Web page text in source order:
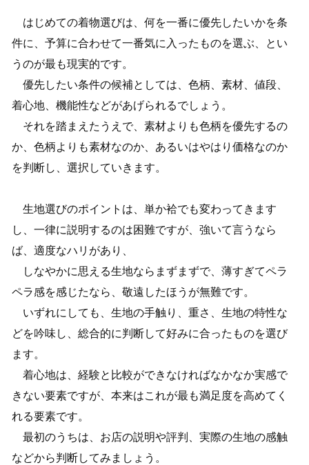
はじめての着物選びは、何を一番に優先したいかを条
件に、予算に合わせて一番気に入ったものを選ぶ、とい
うのが最も現実的です。
優先したい条件の候補としては、色柄、素材、値段、
着心地、機能性などがあげられるでしょう。
それを踏まえたうえで、素材よりも色柄を優先するの
か、色柄よりも素材なのか、あるいはやはり価格なのか
を判断し、選択していきます。
生地選びのポイントは、単か袷でも変わってきます
し、一律に説明するのは困難ですが、強いて言うなら
ば、適度なハリがあり、
しなやかに思える生地ならまずまずで、薄すぎてペラ
ペラ感を感じたなら、敬遠したほうが無難です。
いずれにしても、生地の手触り、重さ、生地の特性な
どを吟味し、総合的に判断して好みに合ったものを選び
ます。
着心地は、経験と比較ができなければなかなか実感で
きない要素ですが、本来はこれが最も満足度を高めてく
れる要素です。
最初のうちは、お店の説明や評判、実際の生地の感触
などから判断してみましょう。